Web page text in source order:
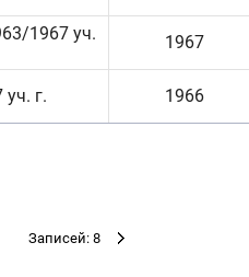
1967 уч.
1967
г. 1966
Записей: 8